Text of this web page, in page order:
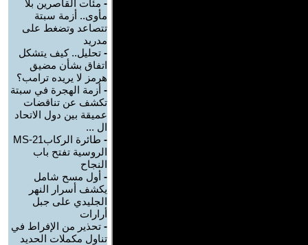
- مئات القاصرين بلا
مأوى.. أزمة سبتة
تتصاعد وتضغط على
مدريد
- تحليل.. كيف يتشكل
اتفاق بشأن مضيق
هرمز لا يريده ترامب؟
- أزمة الهجرة في سبتة
تكشف عن تناقضات
عميقة بين دول الاتحاد
ال ...
-
طائرة الركابMS-21
الروسية تفتح باب
النجاح
- أول مسح شامل
يكشف أسرار النهر
الجليدي على جبل
أرارات
- تحذير من الإفراط في
تناول مكملات الحديد